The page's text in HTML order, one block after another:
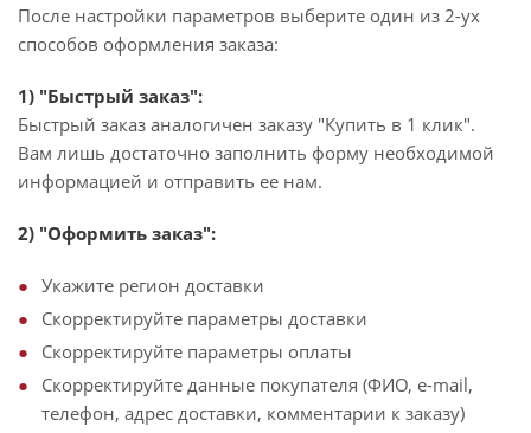
После настройки параметров выберите один из 2-ух
способов оформления заказа:
1) "Быстрый заказ":
Быстрый заказ аналогичен заказу "Купить в 1 клик".
Вам лишь достаточно заполнить форму необходимой
информацией и отправить ее нам.
2) "Оформить заказ":
Укажите регион доставки
Скорректируйте параметры доставки
Скорректируйте параметры оплаты
Скорректируйте данные покупателя (ФИО, e-mail,
телефон, адрес доставки, комментарии к заказу)